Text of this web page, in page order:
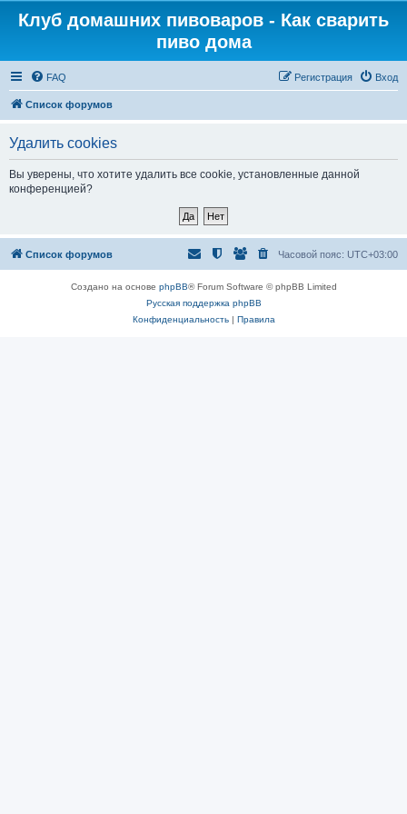
Клуб домашних пивоваров - Как cварить
пиво дома
FAQ Вход
Регистрация
Список форумов
Удалить cookies
Вы уверены, что хотите удалить все cookie, установленные данной
конференцией?
Список форумов Часовой пояс: UTC+03:00
Создано на основе phpBB® Forum Software © phpBB Limited
Русская поддержка phpBB
Конфиденциальность| Правила